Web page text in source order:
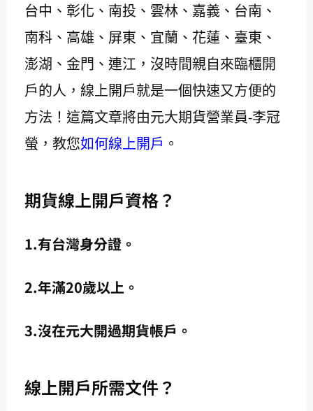
台中、彰化、南投、雲林、嘉義、台南、
南科、高雄、屏東、宜蘭、花蓮、臺東、
澎湖、金門、連江，沒時間親自來臨櫃開
戶的人，線上開戶就是一個快速又方便的
方法！這篇文章將由元大期貨營業員-李冠
螢，教您如何線上開戶 。
期貨線上開戶資格？
1.有台灣身分證。
2.年滿20歲以上。
3.沒在元大開過期貨帳戶。
線上開戶所需文件？